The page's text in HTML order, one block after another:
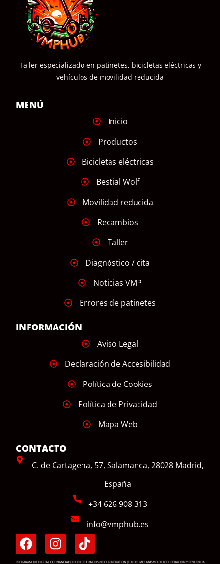
Taller especializado en patinetes, bicicletas eléctricas y
vehículos de movilidad reducida
MENÚ
Inicio
Productos
Bicicletas eléctricas
Bestial Wolf
Movilidad reducida
Recambios
Taller
Diagnóstico / cita
Noticias VMP
Errores de patinetes
INFORMACIÓN
Aviso Legal
Declaración de Accesibilidad
Política de Cookies
Política de Privacidad
Mapa Web
CONTACTO
C. de Cartagena, 57, Salamanca, 28028 Madrid,
España
+34 626 908 313
info@vmphub.es